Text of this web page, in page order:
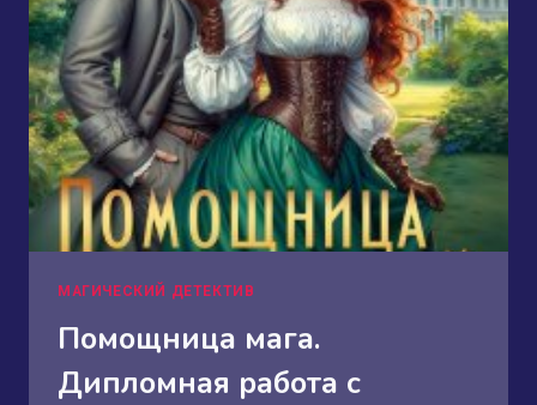
МАГИЧЕСКИЙ ДЕТЕКТИВ
Помощница мага.
Дипломная работа с